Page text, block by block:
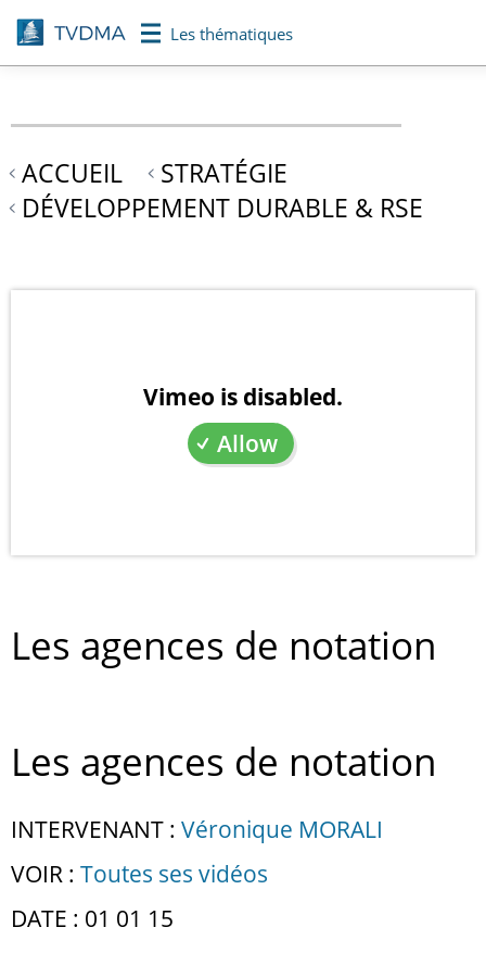
Aller
au
contenu
Les thématiques
ACCUEIL
STRATÉGIE
DÉVELOPPEMENT DURABLE & RSE
Vimeo is disabled.
Allow
Les agences de notation
Les agences de notation
INTERVENANT : Véronique MORALI
VOIR : Toutes ses vidéos
DATE : 01 01 15